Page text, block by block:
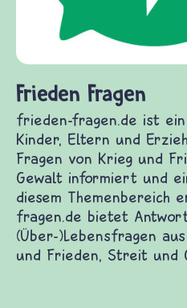
Frieden Fragen
frieden-fragen.de ist
Kinder, Eltern und
Fragen von Krieg und
Gewalt informiert und
diesem Themenbereich
fragen.de bietet
(Über-)Lebensfragen
und Frieden, Streit und